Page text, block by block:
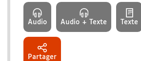
Audio Audio + Texte Texte
Partager